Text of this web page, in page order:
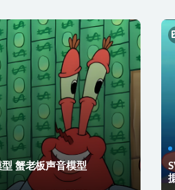
型 蟹老板声音模型